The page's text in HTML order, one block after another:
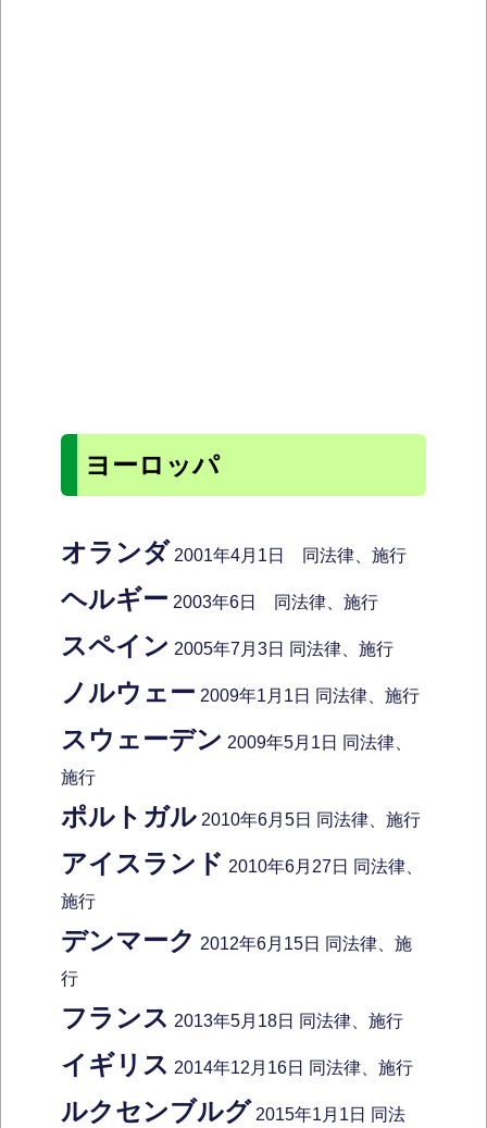
ヨーロッパ
オランダ 2001年4月1日 同法律、施行
ヘルギー 2003年6日 同法律、施行
スペイン 2005年7月3日 同法律、施行
ノルウェー 2009年1月1日 同法律、施行
スウェーデン 2009年5月1日 同法律、
施行
ポルトガル 2010年6月5日 同法律、施行
アイスランド 2010年6月27日 同法律、
施行
デンマーク 2012年6月15日 同法律、施
行
フランス 2013年5月18日 同法律、施行
イギリス 2014年12月16日 同法律、施行
ルクセンブルグ 2015年1月1日 同法